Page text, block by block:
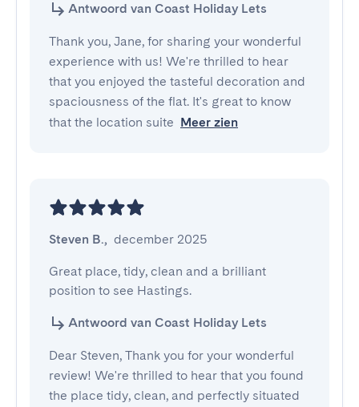
Antwoord van Coast Holiday Lets
Thank you, Jane, for sharing your wonderful
experience with us! We're thrilled to hear
that you enjoyed the tasteful decoration and
spaciousness of the flat. It's great to know
that the location suite Meer zien
Steven B., december 2025
Great place, tidy, clean and a brilliant
position to see Hastings.
Antwoord van Coast Holiday Lets
Dear Steven, Thank you for your wonderful
review! We're thrilled to hear that you found
the place tidy, clean, and perfectly situated